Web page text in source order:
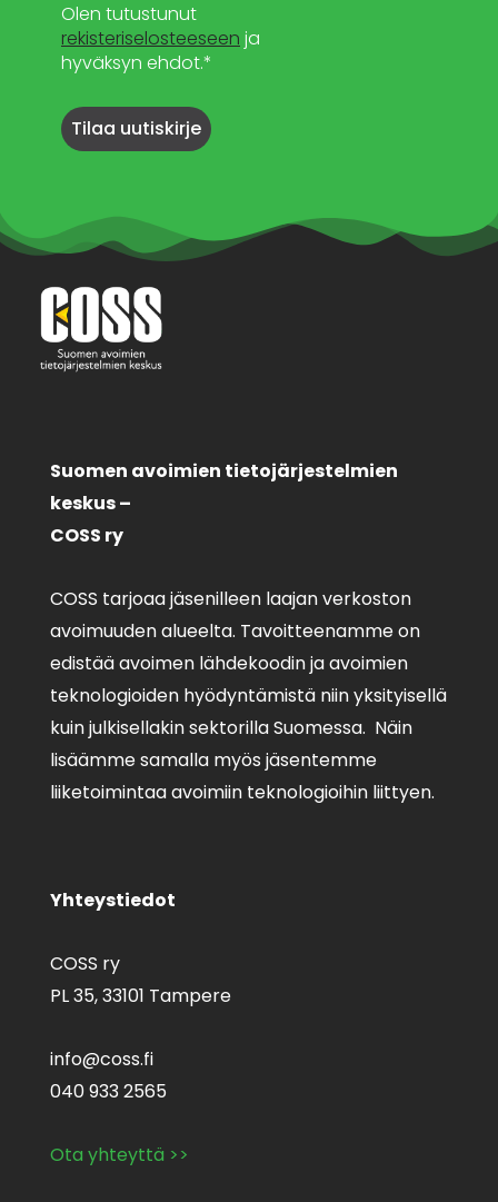
Olen tutustunut
rekisteriselosteeseen ja
hyväksyn ehdot.*
Suomen avoimien tietojärjestelmien
keskus –
COSS ry
COSS tarjoaa jäsenilleen laajan verkoston
avoimuuden alueelta. Tavoitteenamme on
edistää avoimen lähdekoodin ja avoimien
teknologioiden hyödyntämistä niin yksityisellä
kuin julkisellakin sektorilla Suomessa. Näin
lisäämme samalla myös jäsentemme
liiketoimintaa avoimiin teknologioihin liittyen.
Yhteystiedot
COSS ry
PL 35,33101 Tampere
info@coss.fi
040 933 2565
Ota yhteyttä >>